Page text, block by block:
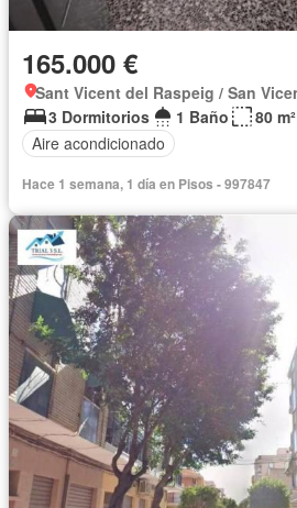
165.000 €
3 Dormitorios
1 Baño
80 m²
Aire acondicionado
Hace 1 semana, 1 día en Pisos - 997847